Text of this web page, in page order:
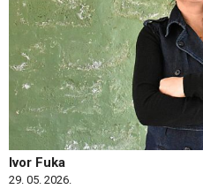
Ivor Fuka
29. 05. 2026.